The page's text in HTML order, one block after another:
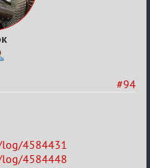
#94
4584431
4584448